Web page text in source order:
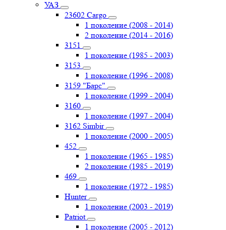
УАЗ
23602 Cargo
1 поколение (2008 - 2014)
2 поколение (2014 - 2016)
3151
1 поколение (1985 - 2003)
3153
1 поколение (1996 - 2008)
3159 "Барс"
1 поколение (1999 - 2004)
3160
1 поколение (1997 - 2004)
3162 Simbir
1 поколение (2000 - 2005)
452
1 поколение (1965 - 1985)
2 поколение (1985 - 2019)
469
1 поколение (1972 - 1985)
Hunter
1 поколение (2003 - 2019)
Patriot
1 поколение (2005 - 2012)